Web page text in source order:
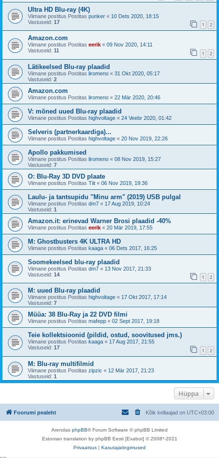
Ultra HD Blu-ray (4K)
Viimane postitus Postitas punker « 10 Dets 2020, 18:15
Vastuseid: 17 1 2
Amazon.com
Viimane postitus Postitas eerik « 09 Nov 2020, 14:11
Vastuseid: 11 1 2
Lätikeelsed Blu-ray plaadid
Viimane postitus Postitas liromeno « 31 Okt 2020, 05:17
Vastuseid: 2
Amazon.com
Viimane postitus Postitas liromeno « 22 Mär 2020, 20:46
V: mõned uued Blu-ray plaadid
Viimane postitus Postitas highvoltage « 24 Veebr 2020, 01:42
Selveris (partnerkaardiga)...
Viimane postitus Postitas highvoltage « 20 Nov 2019, 22:26
Apollo pakkumised
Viimane postitus Postitas liromeno « 08 Nov 2019, 15:27
Vastuseid: 7
O: Blu-Ray 3D DVD plaate
Viimane postitus Postitas Tiit « 06 Nov 2019, 19:36
Laulu- ja tantsupidu "Minu arm" (2019) USB pulgal
Viimane postitus Postitas dm7 « 17 Aug 2019, 10:24
Vastuseid: 1
Amazon.it: erinevad Warner Brosi plaadid -40%
Viimane postitus Postitas eerik « 20 Mär 2019, 17:55
M: Ghostbusters 4K ULTRA HD
Viimane postitus Postitas kaaga « 06 Dets 2017, 16:25
Soomekeelsed blu-ray plaadid
Viimane postitus Postitas dm7 « 13 Nov 2017, 21:33
Vastuseid: 14 1 2
M: uued Blu-ray plaadid
Viimane postitus Postitas highvoltage « 17 Okt 2017, 17:14
Vastuseid: 7
Müüa: 38 Blu-Ray ja 22 DVD filmi
Viimane postitus Postitas mafepp « 02 Sept 2017, 19:18
Teie kollektsioonid (pildid, ostud, soovitused jms.)
Viimane postitus Postitas kaaga « 17 Aug 2017, 21:55
Vastuseid: 17 1 2
M: Blu-ray multifilmid
Viimane postitus Postitas zipzic « 12 Mär 2017, 21:23
Vastuseid: 1
Hüppa
Foorumi pealeht Kõik kellaajad on UTC+03:00
Arendas phpBB® Forum Software © phpBB Limited
Estonian translation by phpBB Eesti [Exabot] © 2008*-2021
Privaatsus | Kasutajatingimused